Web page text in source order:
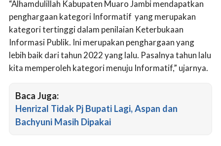
“Alhamdulillah Kabupaten Muaro Jambi mendapatkan
penghargaan kategori Informatif yang merupakan
kategori tertinggi dalam penilaian Keterbukaan
Informasi Publik. Ini merupakan penghargaan yang
lebih baik dari tahun 2022 yang lalu. Pasalnya tahun lalu
kita memperoleh kategori menuju Informatif,” ujarnya.
Baca Juga:
Henrizal Tidak Pj Bupati Lagi, Aspan dan
Bachyuni Masih Dipakai